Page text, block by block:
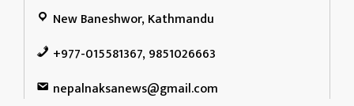
New Baneshwor, Kathmandu
+977-015581367, 9851026663
nepalnaksanews@gmail.com